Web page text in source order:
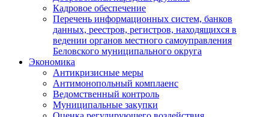
Кадровое обеспечение
Перечень информационных систем, банков
данных, реестров, регистров, находящихся в
ведении органов местного самоуправления
Беловского муниципального округа
Экономика
Антикризисные меры
Антимонопольный комплаенс
Ведомственный контроль
Муниципальные закупки